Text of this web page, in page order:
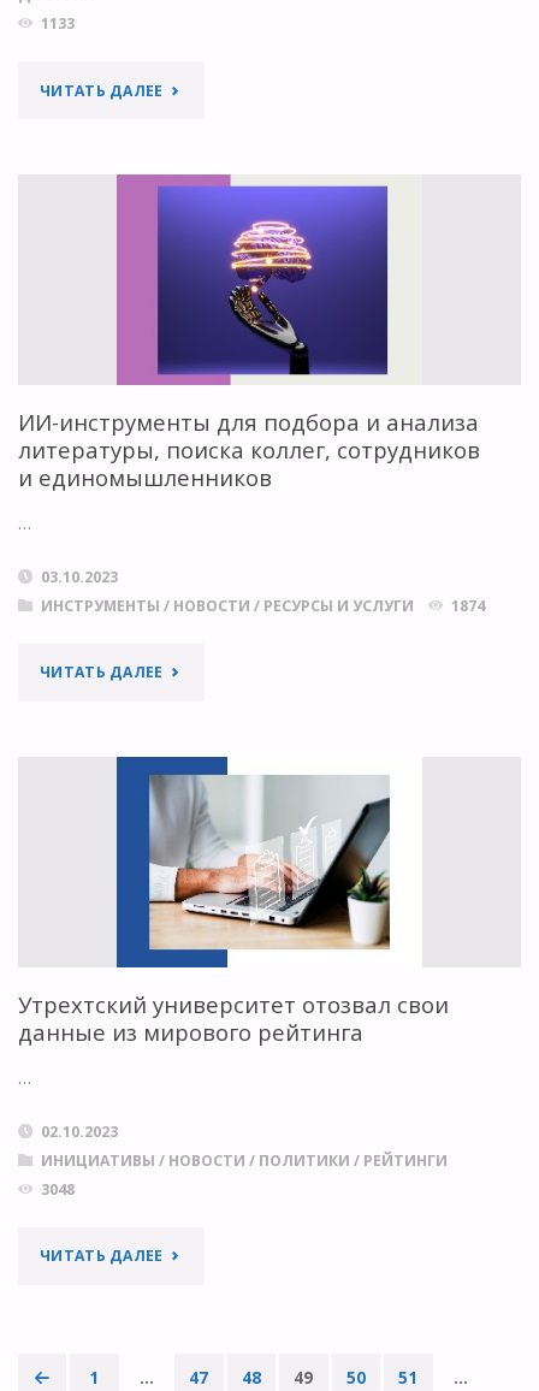
1133
ЧИТАТЬ ДАЛЕЕ "СИСТЕМА
ЗНАНИЙ
SEMOPENALEX"
ИИ-инструменты для подбора и анализа
литературы, поиска коллег, сотрудников
и единомышленников
…
03.10.2023
ИНСТРУМЕНТЫ / НОВОСТИ / РЕСУРСЫ И УСЛУГИ 1874
ЧИТАТЬ ДАЛЕЕ "ИИ-
ПОДБОРА
И
АНАЛИЗА
ПОИСКА
И
Утрехтский университет отозвал свои
данные из мирового рейтинга
…
02.10.2023
ИНИЦИАТИВЫ / НОВОСТИ / ПОЛИТИКИ / РЕЙТИНГИ
3048
ЧИТАТЬ ДАЛЕЕ "УТРЕХТСКИЙ
1 … 47 48 49 50 51 …